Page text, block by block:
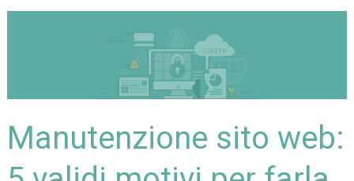
nel
Manutenzione sito web: